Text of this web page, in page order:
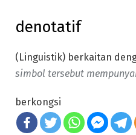
denotatif
(Linguistik) berkaitan
simbol tersebut
berkongsi